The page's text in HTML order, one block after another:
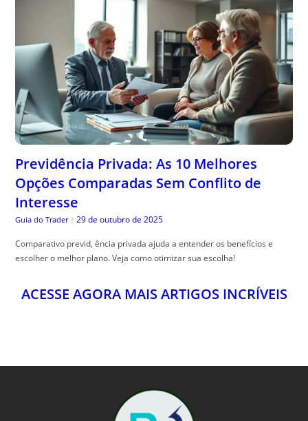
Previdência Privada: As 10 Melhores
Opções Comparadas Sem Conflito de
Interesse
Guia do Trader | 29 de outubro de 2025
Comparativo previd, ência privada ajuda a entender os benefícios e
escolher o melhor plano. Veja como otimizar sua escolha!
ACESSE AGORA MAIS ARTIGOS INCRÍVEIS